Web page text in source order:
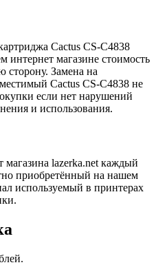
Cactus CS-C4838
интернет магазине стоимость
сторону. Замена на
Cactus CS-C4838 не
если нет нарушений
и использования.
магазина lazerka.net каждый
приобретённый на нашем
используемый в принтерах